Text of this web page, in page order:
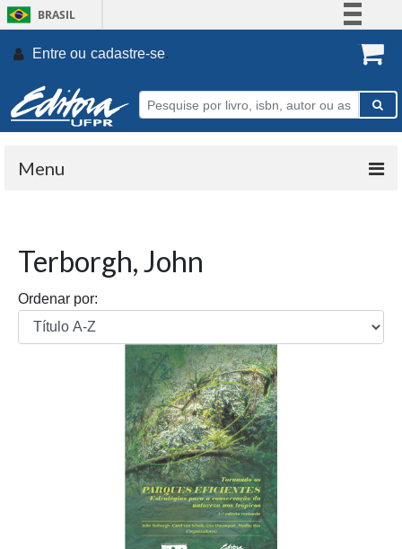
BRASIL
Participe
Entre ou cadastre-se.
Menu
Terborgh, John
Ordenar por: